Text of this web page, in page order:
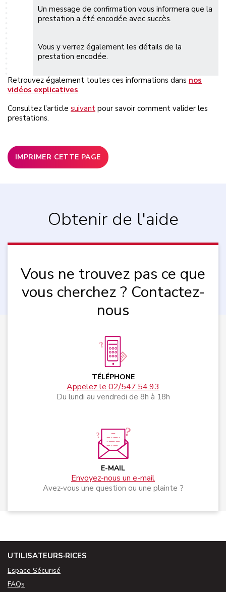
Un message de confirmation vous informera que la
prestation a été encodée avec succès.
Vous y verrez également les détails de la
prestation encodée.
Retrouvez également toutes ces informations dans nos
vidéos explicatives.
Consultez l’article suivant pour savoir comment valider les
prestations.
IMPRIMER CETTE PAGE
Obtenir de l'aide
Vous ne trouvez pas ce que
vous cherchez ? Contactez-
nous
TÉLÉPHONE
Appelez le 02/547.54.93
Du lundi au vendredi de 8h à 18h
E-MAIL
Envoyez-nous un e-mail
Avez-vous une question ou une plainte ?
UTILISATEURS·RICES
Espace Sécurisé
FAQs